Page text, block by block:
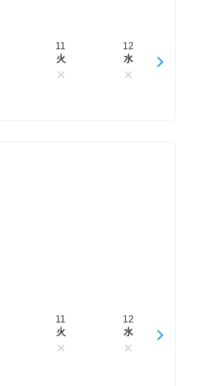
11
火
12
水
11
火
12
水